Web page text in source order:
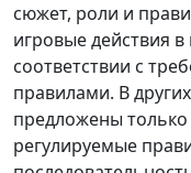
сюжет, роли и
игровые действия
соответствии с
правилами. В
предложены только
регулируемые